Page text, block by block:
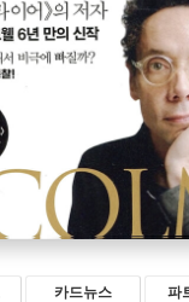
카드뉴스 파